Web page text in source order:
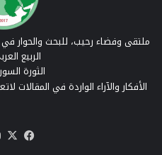
ملتقى وفضاء رحيب، للبحث والحوار
الربيع
الثورة
الأفكار والآراء الواردة في المقالات